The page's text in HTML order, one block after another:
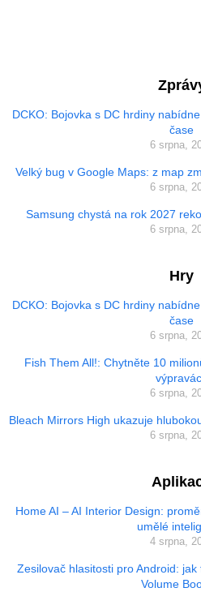
DCKO: Bojovka s DC hrdiny
čase
6 srpna,
Velký bug v Google Maps: z map
6 srpna,
Samsung chystá na rok 2027
6 srpna,
Hry
DCKO: Bojovka s DC hrdiny
čase
6 srpna,
Fish Them All!: Chytněte 10
6 srpna,
Bleach Mirrors High ukazuje
6 srpna,
Home AI – AI Interior Design:
umělé
4 srpna,
Zesilovač hlasitosti pro Android:
Volume